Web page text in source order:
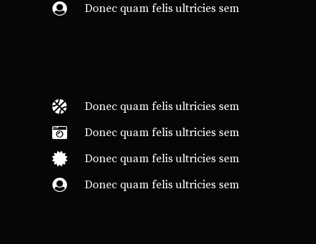
Donec quam felis ultricies sem
Donec quam felis ultricies sem
Donec quam felis ultricies sem
Donec quam felis ultricies sem
Donec quam felis ultricies sem